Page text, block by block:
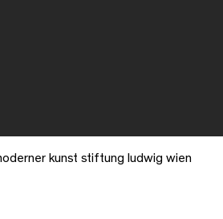
kunst stiftung ludwig wien